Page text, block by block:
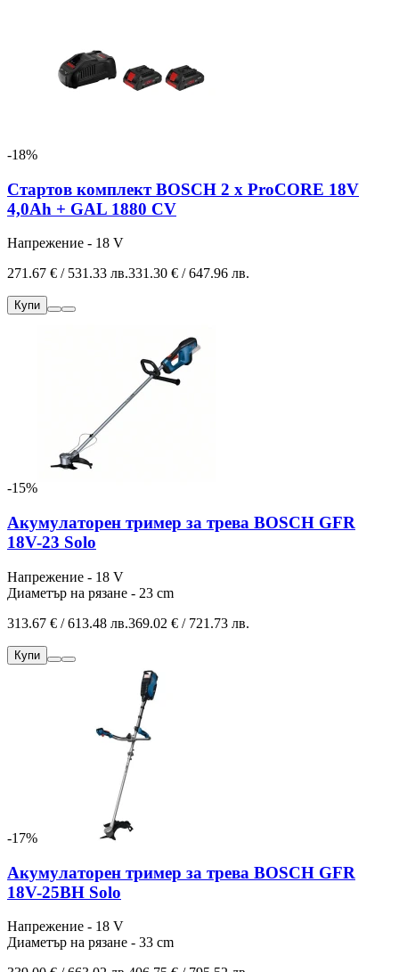
-18%
Стартов комплект BOSCH 2 x ProCORE 18V
4,0Ah + GAL 1880 CV
Напрежение - 18 V
271.67 € / 531.33 лв.331.30 € / 647.96 лв.
Купи
-15%
Акумулаторен тример за трева BOSCH GFR
18V-23 Solo
Напрежение - 18 V
Диаметър на рязане - 23 cm
313.67 € / 613.48 лв.369.02 € / 721.73 лв.
Купи
-17%
Акумулаторен тример за трева BOSCH GFR
18V-25BH Solo
Напрежение - 18 V
Диаметър на рязане - 33 cm